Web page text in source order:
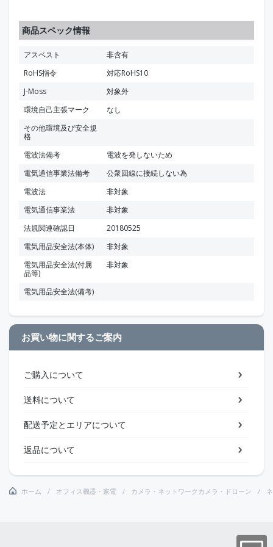
商品スペック情報
アスベスト
非含有
RoHS指令
対応RoHS10
J-Moss
対象外
環境自己主張マーク
なし
その他環境及び安全規
格
電波法備考
電波を発しないため
電気通信事業法備考
公衆回線に接続しない為
電波法
非対象
電気通信事業法
非対象
法規関連確認日
20180525
電気用品安全法(本体)
非対象
電気用品安全法(付属
品等)
非対象
電気用品安全法(備考)
お買い物に関するご案内
ご購入について
送料について
配送予定とエリアについて
返品について
ホーム オフィス機器・家電 カメラ・ネットワークカメラ・ドローン